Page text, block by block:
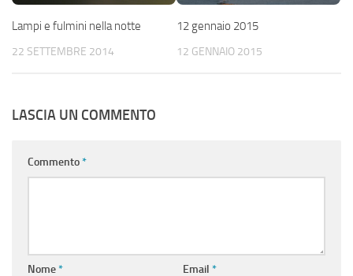
Lampi e fulmini nella notte
22 SETTEMBRE 2014
12 gennaio 2015
12 GENNAIO 2015
LASCIA UN COMMENTO
Commento*
Nome* Email *